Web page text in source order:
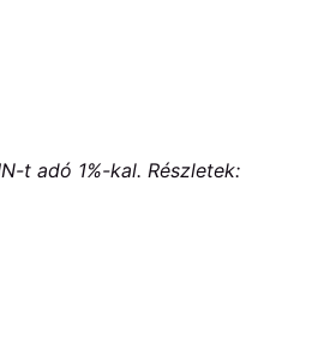
t adó 1%-kal. Részletek: